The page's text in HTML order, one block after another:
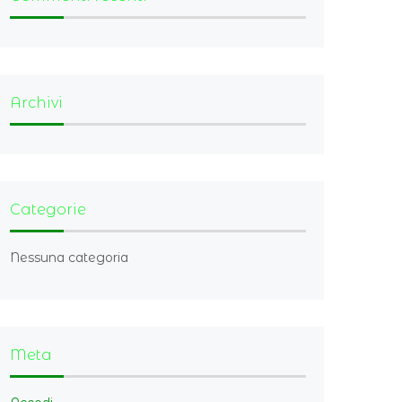
Archivi
Categorie
Nessuna categoria
Meta